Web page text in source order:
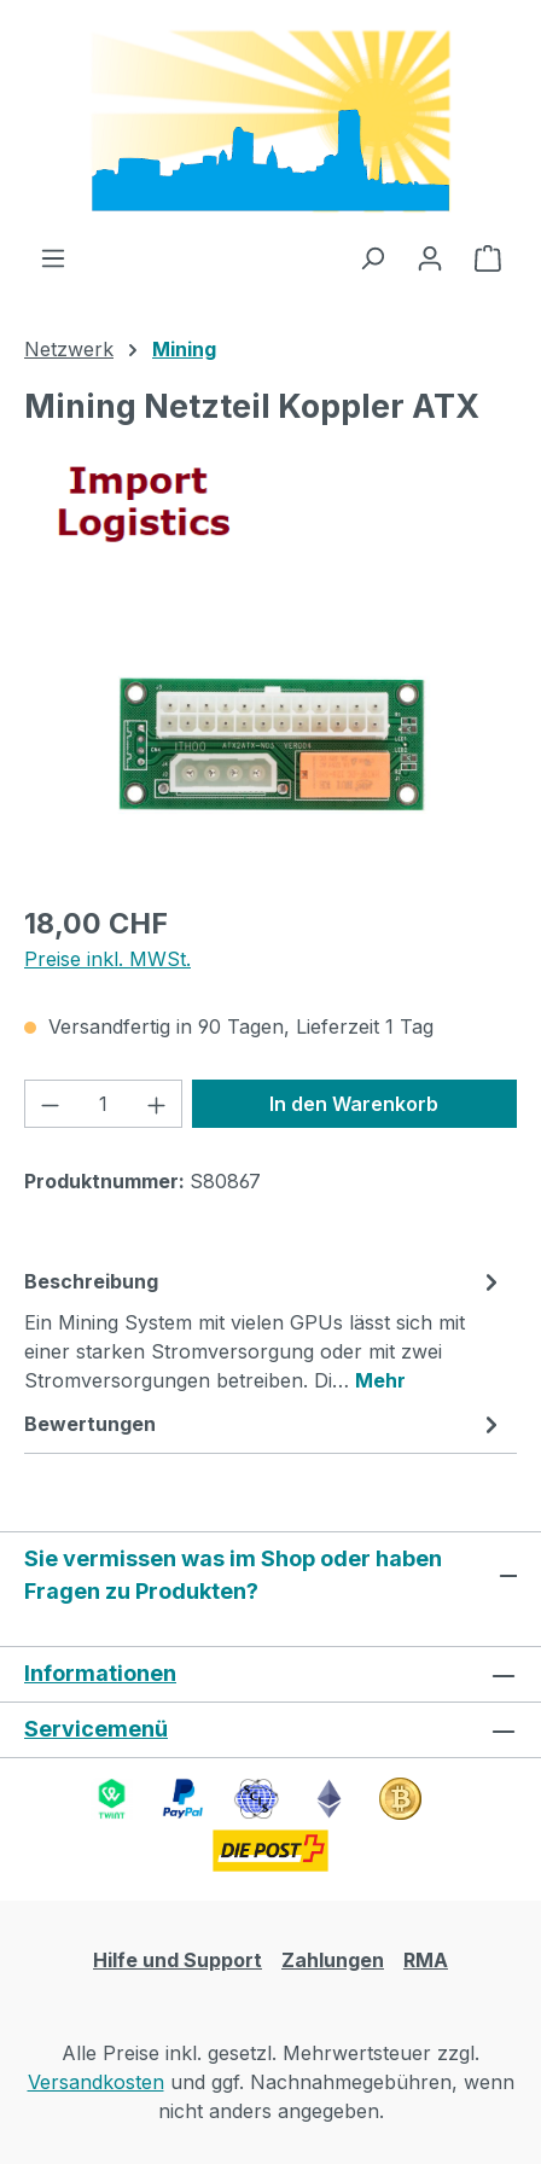
Zum Hauptinhalt springen
Netzwerk Mining
Mining Netzteil Koppler ATX
Regulärer Preis:
18,00 CHF
Preise inkl. MWSt.
Versandfertig in 90 Tagen, Lieferzeit 1 Tag
Produkt Anzahl: Gib denIn den Warenkorb
Produktnummer: S80867
Beschreibung
Ein Mining System mit vielen GPUs lässt sich mit
einer starken Stromversorgung oder mit zwei
Stromversorgungen betreiben. Di… Mehr
Bewertungen
Sie vermissen was im Shop oder haben
Fragen zu Produkten?
Informationen
Servicemenü
Hilfe und Support Zahlungen RMA
Alle Preise inkl. gesetzl. Mehrwertsteuer zzgl.
Versandkostenund ggf. Nachnahmegebühren, wenn
nicht anders angegeben.